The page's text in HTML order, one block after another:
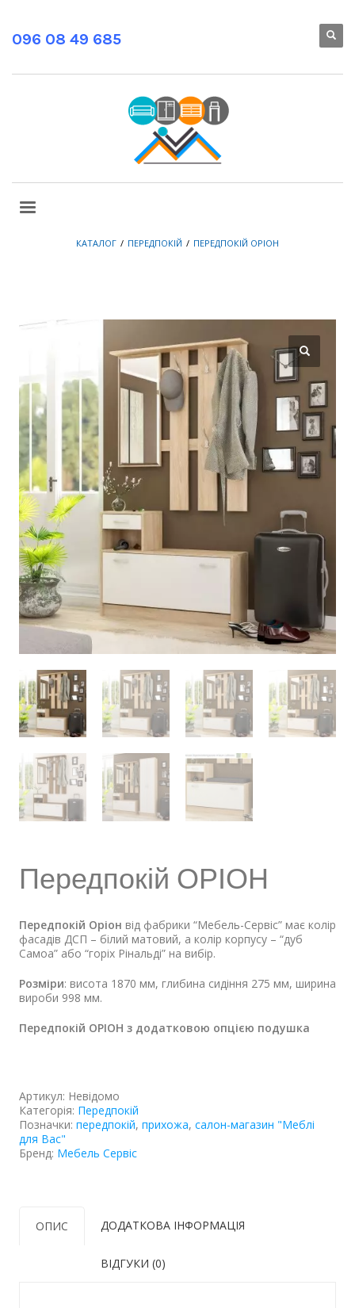
096 08 49 685
КАТАЛОГ ПЕРЕДПОКІЙ ПЕРЕДПОКІЙ ОРІОН
Передпокій ОРІОН
Передпокій Оріон від фабрики “Мебель-Сервіс” має колір
фасадів ДСП – білий матовий, а колір корпусу – “дуб
Самоа” або “горіх Рінальді” на вибір.
Розміри: висота 1870 мм, глибина сидіння 275 мм, ширина
вироби 998 мм.
Передпокій ОРІОН з додатковою опцією подушка
Артикул: Невідомо
Категорія: Передпокій
Позначки: передпокій, прихожа, салон-магазин "Меблі
для Вас"
Бренд: Мебель Сервіс
ОПИС ДОДАТКОВА ІНФОРМАЦІЯ
ВІДГУКИ (0)